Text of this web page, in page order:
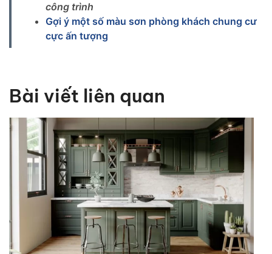
công trình
Gợi ý một số màu sơn phòng khách chung cư
cực ấn tượng
Bài viết liên quan